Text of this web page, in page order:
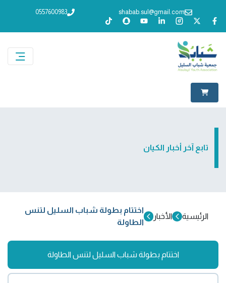
shabab.sul@gmail.com
0557600983
تابع آخر أخبار الكيان
الرئيسية الأخبار
اختتام بطولة شباب السليل لتنس
الطاولة
اختتام بطولة شباب السليل لتنس الطاولة